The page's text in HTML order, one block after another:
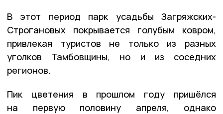
В этот период парк усадьбы Загряжских-
Строгановых покрывается голубым ковром,
привлекая туристов не только из разных
уголков Тамбовщины, но и из соседних
регионов.
Пик цветения в прошлом году пришёлся
на первую половину апреля, однако